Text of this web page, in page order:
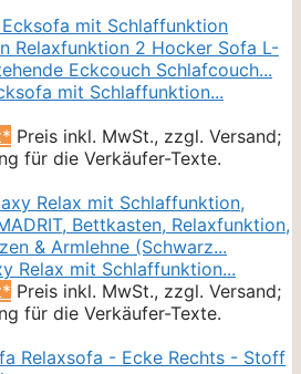
mit Schlaffunktion...
Preis inkl. MwSt., zzgl. Versand;
für die Verkäufer-Texte.
Relax mit Schlaffunktion...
Preis inkl. MwSt., zzgl. Versand;
für die Verkäufer-Texte.